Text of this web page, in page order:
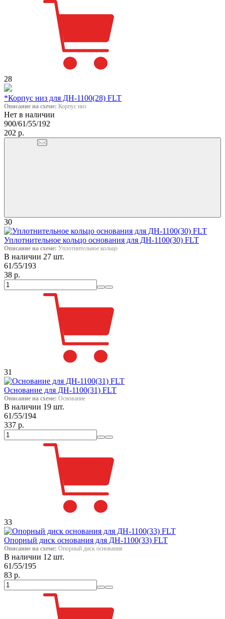
28
*Корпус низ для ДН-1100(28) FLT
Описание на схеме: Корпус низ
Нет в наличии
900/61/55/192
202 р.
30
Уплотнительное кольцо основания для ДН-1100(30) FLT
Описание на схеме: Уплотнительное кольцо
В наличии 27 шт.
61/55/193
38 р.
31
Основание для ДН-1100(31) FLT
Описание на схеме: Основание
В наличии 19 шт.
61/55/194
337 р.
33
Опорный диск основания для ДН-1100(33) FLT
Описание на схеме: Опорный диск основания
В наличии 12 шт.
61/55/195
83 р.